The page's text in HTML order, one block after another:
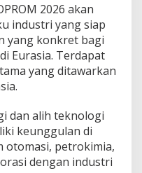
2026 akan
industri yang siap
yang konkret bagi
Eurasia. Terdapat
yang ditawarkan
dan alih teknologi
keunggulan di
otomasi, petrokimia,
dengan industri